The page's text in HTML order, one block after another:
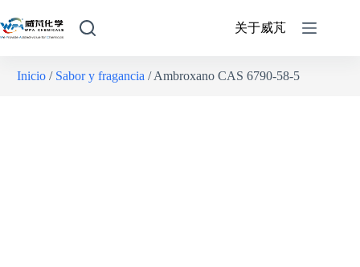
关于威芃
Inicio / Sabor y fragancia / Ambroxano CAS 6790-58-5